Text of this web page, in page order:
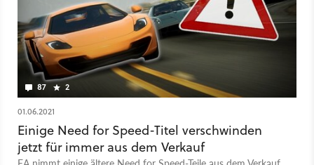
87 2
01.06.2021
Einige Need for Speed-Titel verschwinden
jetzt für immer aus dem Verkauf